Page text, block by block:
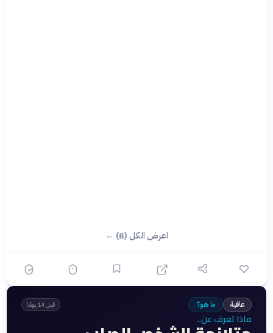
اعرض الكل (8) ←
عافية ما هو؟ قبل 14 يومًا
ماذا تعرف عن..